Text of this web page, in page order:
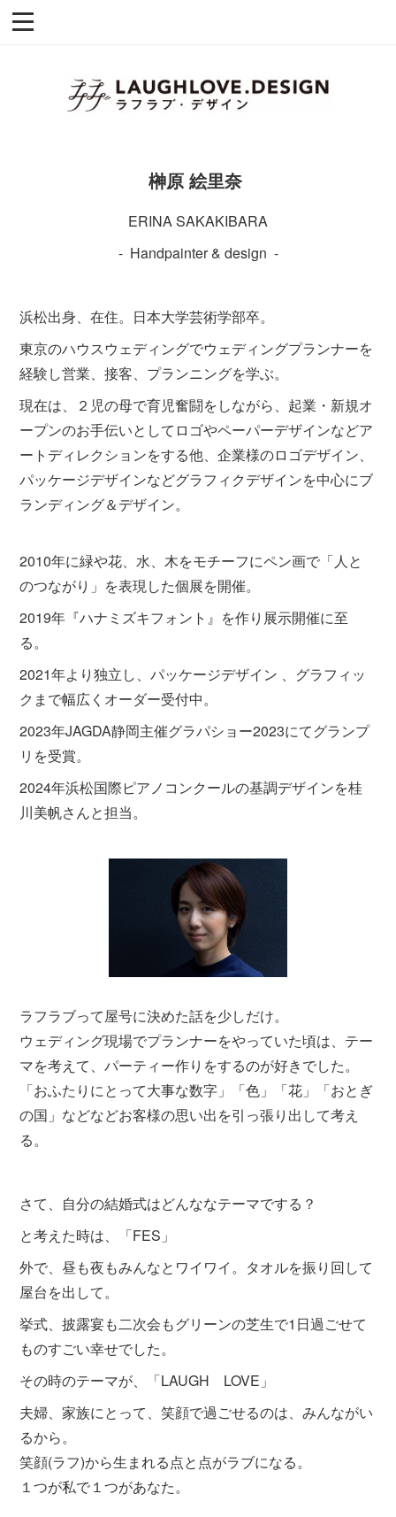
榊原 絵里奈
ERINA SAKAKIBARA
- Handpainter & design -
浜松出身、在住。日本大学芸術学部卒。
東京のハウスウェディングでウェディングプランナーを
経験し営業、接客、プランニングを学ぶ。
現在は、２児の母で育児奮闘をしながら、起業・新規オ
ープンのお手伝いとしてロゴやペーパーデザインなどア
ートディレクションをする他、企業様のロゴデザイン、
パッケージデザインなどグラフィクデザインを中心にブ
ランディング＆デザイン。
2010年に緑や花、水、木をモチーフにペン画で「人と
のつながり」を表現した個展を開催。
2019年『ハナミズキフォント』を作り展示開催に至
る。
2021年より独立し、パッケージデザイン 、グラフィッ
クまで幅広くオーダー受付中。
2023年JAGDA静岡主催グラパショー2023にてグランプ
リを受賞。
2024年浜松国際ピアノコンクールの基調デザインを桂
川美帆さんと担当。
ラフラブって屋号に決めた話を少しだけ。
ウェディング現場でプランナーをやっていた頃は、テー
マを考えて、パーティー作りをするのが好きでした。
「おふたりにとって大事な数字」「色」「花」「おとぎ
の国」などなどお客様の思い出を引っ張り出して考え
る。
さて、自分の結婚式はどんななテーマでする？
と考えた時は、「FES」
外で、昼も夜もみんなとワイワイ。タオルを振り回して
屋台を出して。
挙式、披露宴も二次会もグリーンの芝生で1日過ごせて
ものすごい幸せでした。
その時のテーマが、「LAUGH LOVE」
夫婦、家族にとって、笑顔で過ごせるのは、みんながい
るから。
笑顔(ラフ)から生まれる点と点がラブになる。
１つが私で１つがあなた。